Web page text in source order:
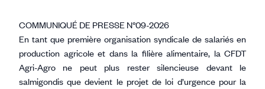
COMMUNIQUÉ DE PRESSE N°09-2026
En tant que première organisation syndicale de salariés en
production agricole et dans la filière alimentaire, la CFDT
Agri-Agro ne peut plus rester silencieuse devant le
salmigondis que devient le projet de loi d’urgence pour la